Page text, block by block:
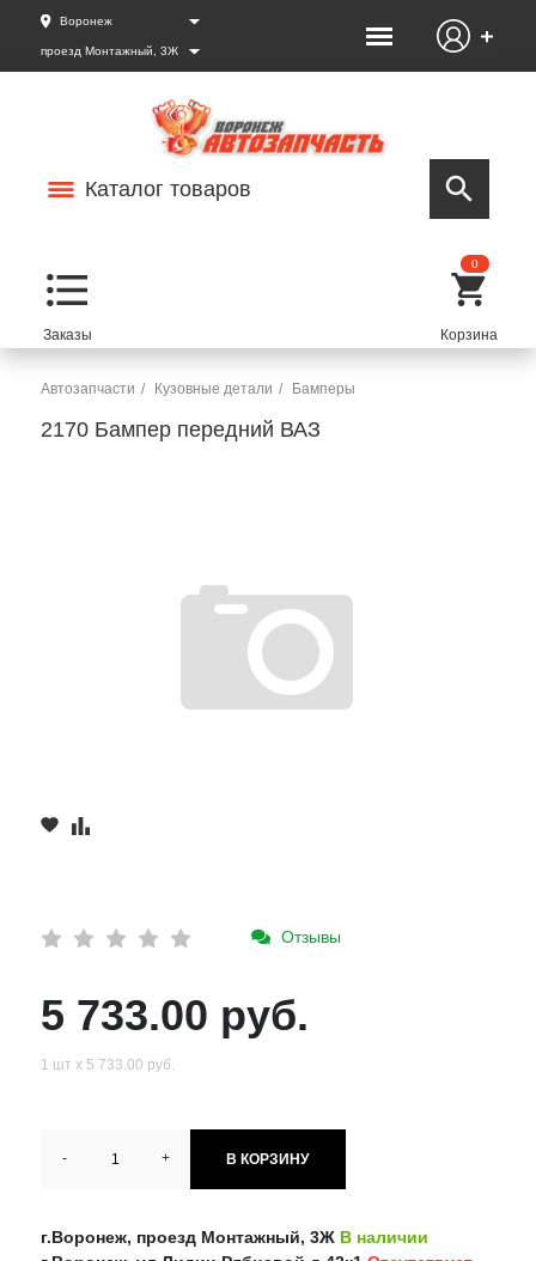
Воронеж
проезд Монтажный, 3Ж
Каталог товаров
0
Автозапчасти Кузовные детали Бамперы
2170 Бампер передний ВАЗ
Отзывы
5 733.00 руб.
1 шт х 5 733.00 руб.
- + В КОРЗИНУ
г.Воронеж, проезд Монтажный, 3Ж В наличии